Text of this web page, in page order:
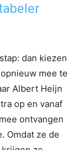
dan kiezen
mee te
Albert Heijn
op en vanaf
ontvangen
Omdat ze de